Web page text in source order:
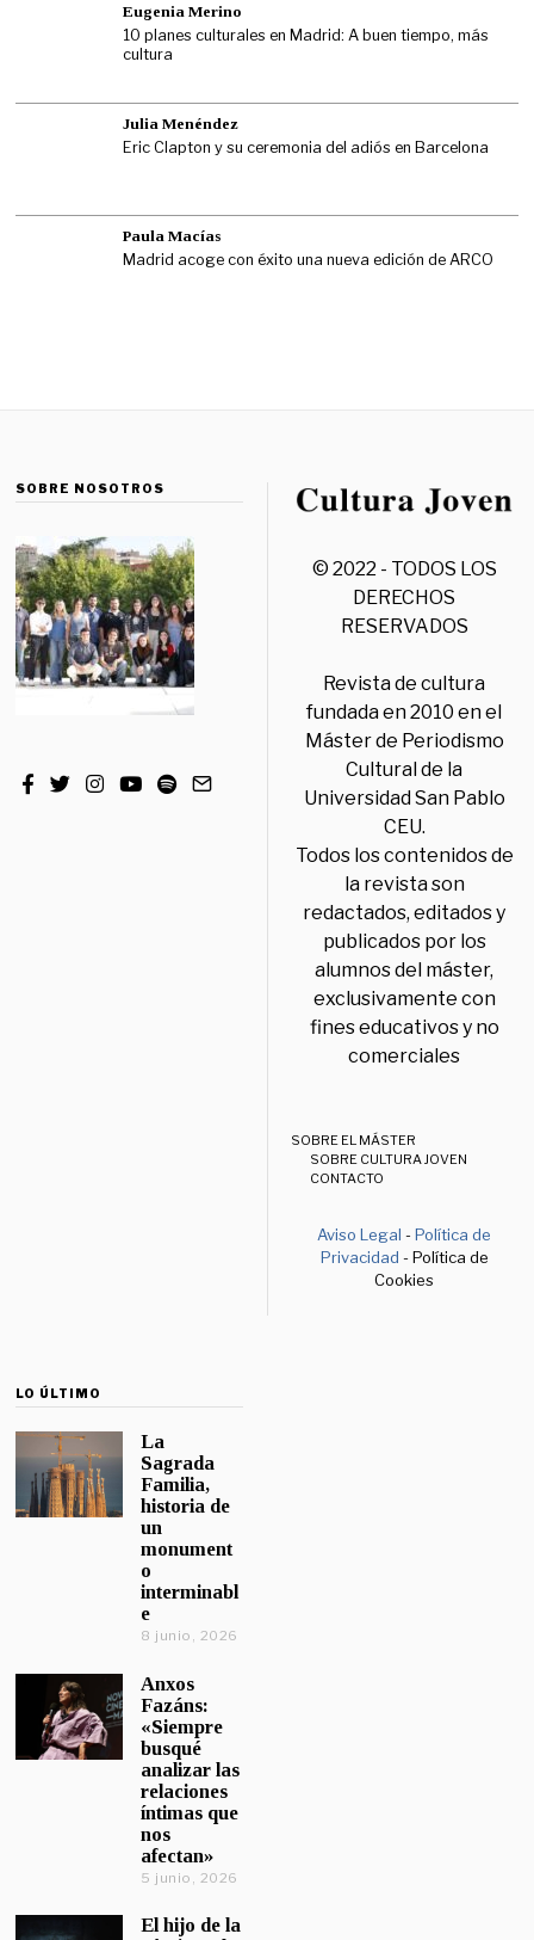
Eugenia Merino
10 planes culturales en Madrid: A buen tiempo, más
cultura
Julia Menéndez
Eric Clapton y su ceremonia del adiós en Barcelona
Paula Macías
Madrid acoge con éxito una nueva edición de ARCO
SOBRE NOSOTROS
© 2022 - TODOS LOS
DERECHOS
RESERVADOS
Revista de cultura
fundada en 2010 en el
Máster de Periodismo
Cultural de la
Universidad San Pablo
CEU.
Todos los contenidos de
la revista son
redactados, editados y
publicados por los
alumnos del máster,
exclusivamente con
fines educativos y no
comerciales
SOBRE EL MÁSTER
SOBRE CULTURA JOVEN
CONTACTO
Aviso Legal -Política de
Privacidad - Política de
Cookies
LO ÚLTIMO
La
Sagrada
Familia,
historia de
un
monument
o
interminabl
e
8 junio, 2026
Anxos
Fazáns:
«Siempre
busqué
analizar las
relaciones
íntimas que
nos
afectan»
5 junio, 2026
El hijo de la